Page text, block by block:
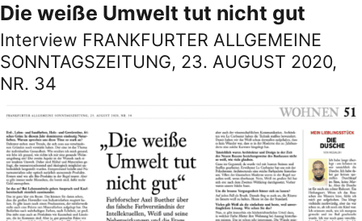
Institut
Die weiße Umwelt tut nicht gut
Interview FRANKFURTER ALLGEMEINE
SONNTAGSZEITUNG, 23. AUGUST 2020,
NR. 34